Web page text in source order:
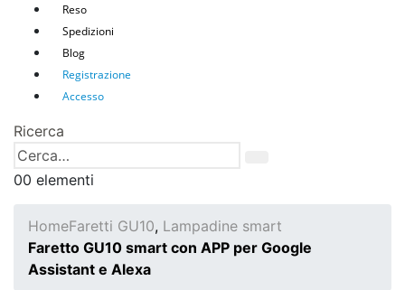
Reso
Spedizioni
Blog
Registrazione
Accesso
Ricerca
00 elementi
HomeFaretti GU10, Lampadine smart
Faretto GU10 smart con APP per Google
Assistant e Alexa